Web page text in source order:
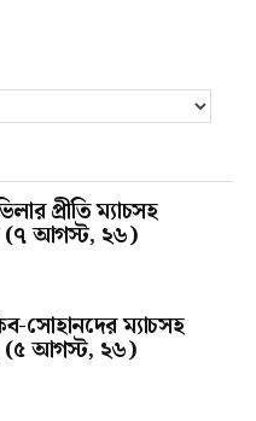
প্রীতি ম্যাচসহ
আগস্ট, ২৬)
সোহানদের ম্যাচসহ
আগস্ট, ২৬)